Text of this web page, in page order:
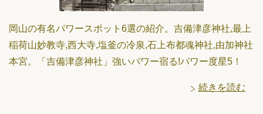
岡山の有名パワースポット6選の紹介。吉備津彦神社,最上
稲荷山妙教寺,西大寺,塩釜の冷泉,石上布都魂神社,由加神社
本宮。「吉備津彦神社」強いパワー宿る!パワー度星5！
続きを読む